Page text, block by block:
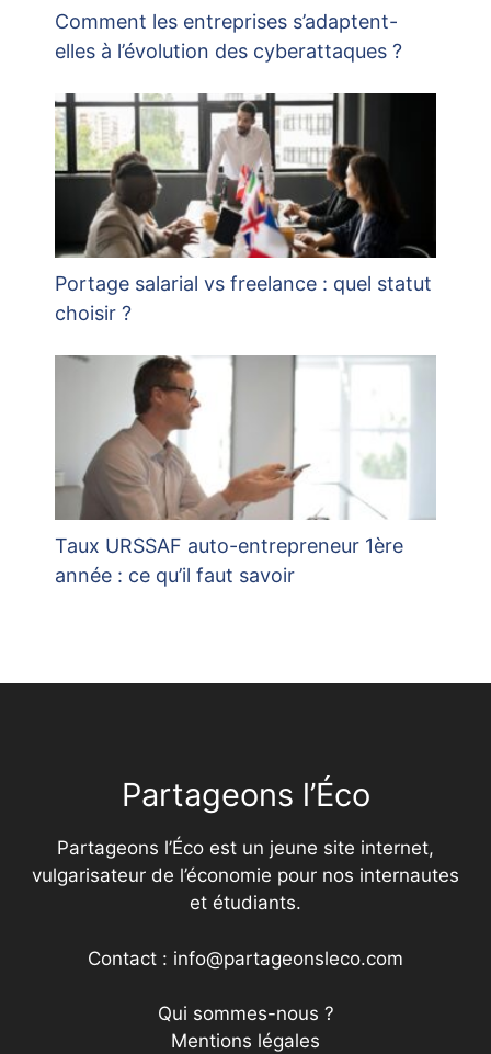
Comment les entreprises s’adaptent-
elles à l’évolution des cyberattaques ?
Portage salarial vs freelance : quel statut
choisir ?
Taux URSSAF auto-entrepreneur 1ère
année : ce qu’il faut savoir
Partageons l’Éco
Partageons l’Éco est un jeune site internet,
vulgarisateur de l’économie pour nos internautes
et étudiants.
Contact : info@partageonsleco.com
Qui sommes-nous ?
Mentions légales